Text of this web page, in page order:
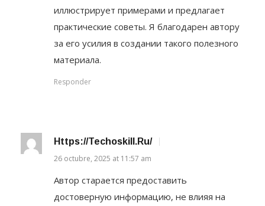
иллюстрирует примерами и предлагает
практические советы. Я благодарен автору
за его усилия в создании такого полезного
материала.
Responder
Https://techoskill.ru/
26 octubre, 2025 at 11:57 am
Автор старается предоставить
достоверную информацию, не влияя на